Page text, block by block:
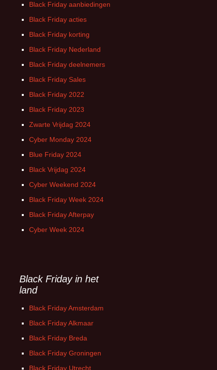
Black Friday aanbiedingen
Black Friday acties
Black Friday korting
Black Friday Nederland
Black Friday deelnemers
Black Friday Sales
Black Friday 2022
Black Friday 2023
Zwarte Vrijdag 2024
Cyber Monday 2024
Blue Friday 2024
Black Vrijdag 2024
Cyber Weekend 2024
Black Friday Week 2024
Black Friday Afterpay
Cyber Week 2024
Black Friday in het
land
Black Friday Amsterdam
Black Friday Alkmaar
Black Friday Breda
Black Friday Groningen
Black Friday Utrecht